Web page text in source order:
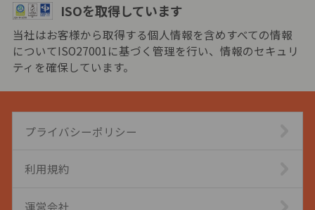
ISOを取得しています
当社はお客様から取得する個人情報を含めすべての情報
についてISO27001に基づく管理を行い、情報のセキュリ
ティを確保しています。
プライバシーポリシー
利用規約
運営会社